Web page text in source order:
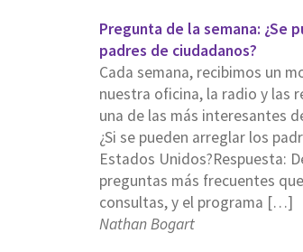
Pregunta de la semana: ¿Se
padres de ciudadanos?
Cada semana, recibimos un
nuestra oficina, la radio y las
una de las más interesantes
¿Si se pueden arreglar los
Estados Unidos?Respuesta:
preguntas más frecuentes
consultas, y el programa […]
Nathan Bogart